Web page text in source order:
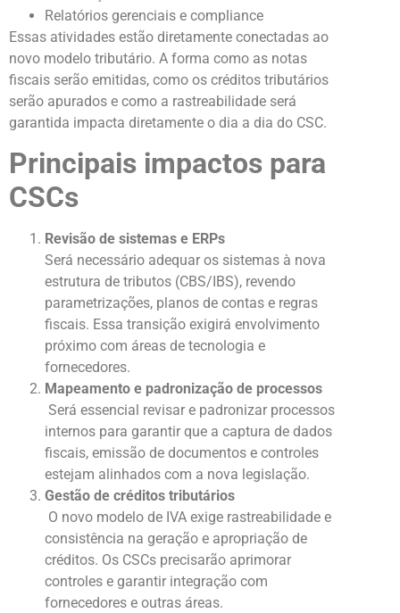
Relatórios gerenciais e compliance
Essas atividades estão diretamente conectadas ao
novo modelo tributário. A forma como as notas
fiscais serão emitidas, como os créditos tributários
serão apurados e como a rastreabilidade será
garantida impacta diretamente o dia a dia do CSC.
Principais impactos para
CSCs
Revisão de sistemas e ERPs
Será necessário adequar os sistemas à nova
estrutura de tributos (CBS/IBS), revendo
parametrizações, planos de contas e regras
fiscais. Essa transição exigirá envolvimento
próximo com áreas de tecnologia e
fornecedores.
Mapeamento e padronização de processos
Será essencial revisar e padronizar processos
internos para garantir que a captura de dados
fiscais, emissão de documentos e controles
estejam alinhados com a nova legislação.
Gestão de créditos tributários
O novo modelo de IVA exige rastreabilidade e
consistência na geração e apropriação de
créditos. Os CSCs precisarão aprimorar
controles e garantir integração com
fornecedores e outras áreas.